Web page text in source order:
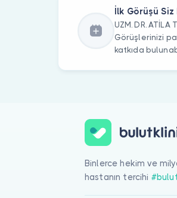
İlk Görüşü Siz
UZM. DR.
Görüşlerinizi
katkıda
Binlerce hekim ve
hastanın tercihi